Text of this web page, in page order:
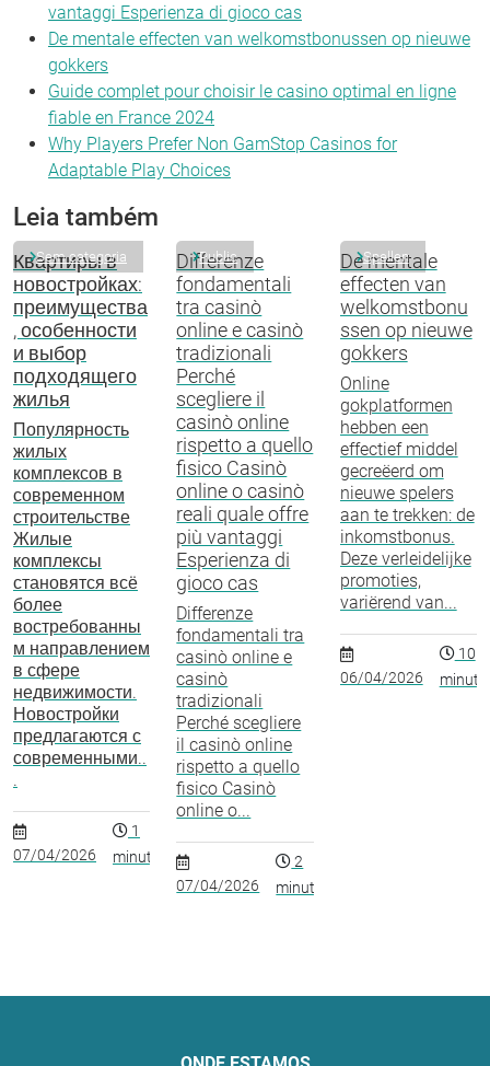
vantaggi Esperienza di gioco cas
De mentale effecten van welkomstbonussen op nieuwe
gokkers
Guide complet pour choisir le casino optimal en ligne
fiable en France 2024
Why Players Prefer Non GamStop Casinos for
Adaptable Play Choices
Leia também
Sem categoria
Квартиры в
новостройках:
преимущества
, особенности
и выбор
подходящего
жилья
Популярность
жилых
комплексов в
современном
строительстве
Жилые
комплексы
становятся всё
более
востребованны
м направлением
в сфере
недвижимости.
Новостройки
предлагаются с
современными..
.
07/04/2026
1
minuto
Public
Differenze
fondamentali
tra casinò
online e casinò
tradizionali
Perché
scegliere il
casinò online
rispetto a quello
fisico Casinò
online o casinò
reali quale offre
più vantaggi
Esperienza di
gioco cas
Differenze
fondamentali tra
casinò online e
casinò
tradizionali
Perché scegliere
il casinò online
rispetto a quello
fisico Casinò
online o...
07/04/2026
2
minutos
Spellen
De mentale
effecten van
welkomstbonu
ssen op nieuwe
gokkers
Online
gokplatformen
hebben een
effectief middel
gecreëerd om
nieuwe spelers
aan te trekken: de
inkomstbonus.
Deze verleidelijke
promoties,
variërend van...
06/04/2026
10